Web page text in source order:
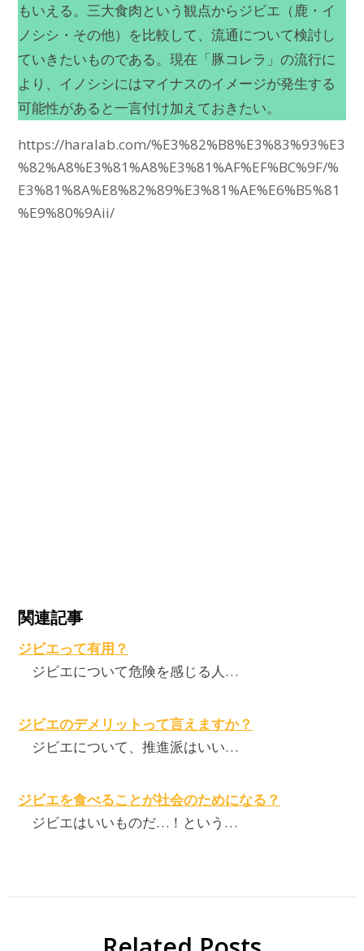
もいえる。三大食肉という観点からジビエ（鹿・イ
ノシシ・その他）を比較して、流通について検討し
ていきたいものである。現在「豚コレラ」の流行に
より、イノシシにはマイナスのイメージが発生する
可能性があると一言付け加えておきたい。
https://haralab.com/%E3%82%B8%E3%83%93%E3
%82%A8%E3%81%A8%E3%81%AF%EF%BC%9F/%
E3%81%8A%E8%82%89%E3%81%AE%E6%B5%81
%E9%80%9Aii/
関連記事
ジビエって有用？
ジビエについて危険を感じる人…
ジビエのデメリットって言えますか？
ジビエについて、推進派はいい…
ジビエを食べることが社会のためになる？
ジビエはいいものだ…！という…